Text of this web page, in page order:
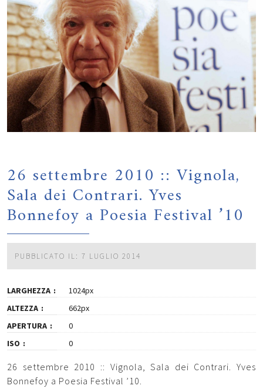
26 settembre 2010 :: Vignola,
Sala dei Contrari. Yves
Bonnefoy a Poesia Festival ’10
PUBBLICATO IL: 7 LUGLIO 2014
LARGHEZZA
1024px
ALTEZZA
662px
APERTURA
0
ISO
0
26 settembre 2010 :: Vignola, Sala dei Contrari. Yves
Bonnefoy a Poesia Festival ’10.